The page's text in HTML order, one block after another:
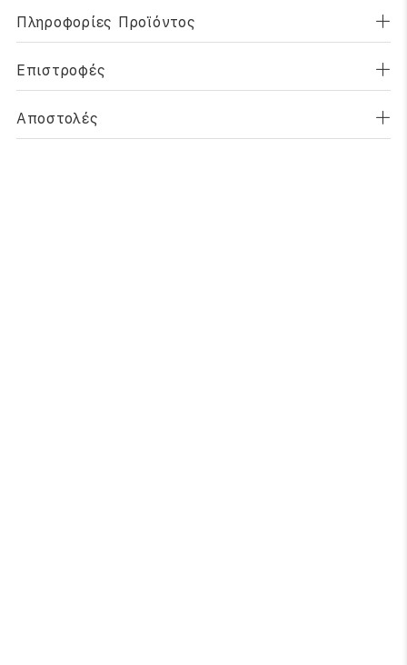
Πληροφορίες Προϊόντος
Επιστροφές
Αποστολές